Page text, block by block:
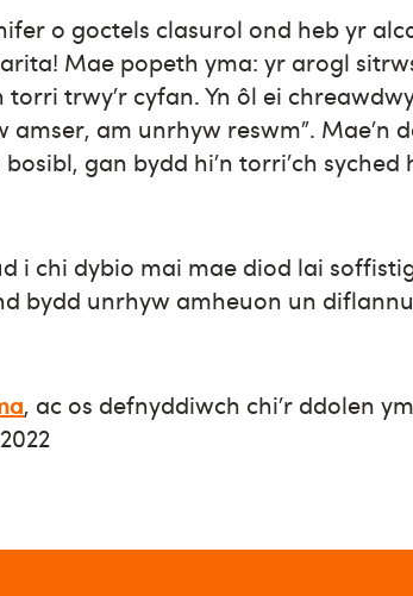
o goctels clasurol ond heb yr
Mae popeth yma: yr arogl
trwy’r cyfan. Yn ôl ei
am unrhyw reswm”. Mae’n
gan bydd hi’n torri’ch syched
i chi dybio mai mae diod lai
bydd unrhyw amheuon un
, ac os defnyddiwch chi’r ddolen